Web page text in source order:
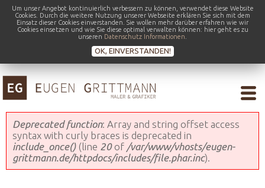
Um unser Angebot kontinuierlich verbessern zu können, verwendet diese Website
Cookies. Durch die weitere Nutzung unserer Webseite erklären Sie sich mit dem
Einsatz dieser Cookies einverstanden. Sie wollen mehr darüber erfahren wie wir
Cookies einsetzen und wie Sie diese optimal verwalten können: hier geht es zu
unseren Datenschutz Informationen
OK, EINVERSTANDEN!
Fehlermeldung
Deprecated function: Array and string offset access
syntax with curly braces is deprecated in
include_once()(line 20of /var/www/vhosts/eugen-
grittmann.de/httpdocs/includes/file.phar.inc).